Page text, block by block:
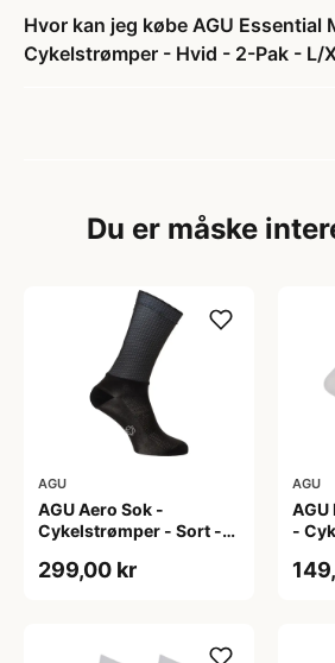
Hvor kan jeg købe AGU Essential
Cykelstrømper - Hvid - 2-Pak - L/
Du er måske
AGU
AGU Aero Sok -
Cykelstrømper - Sort -
299,00 kr
AGU
AGU
-